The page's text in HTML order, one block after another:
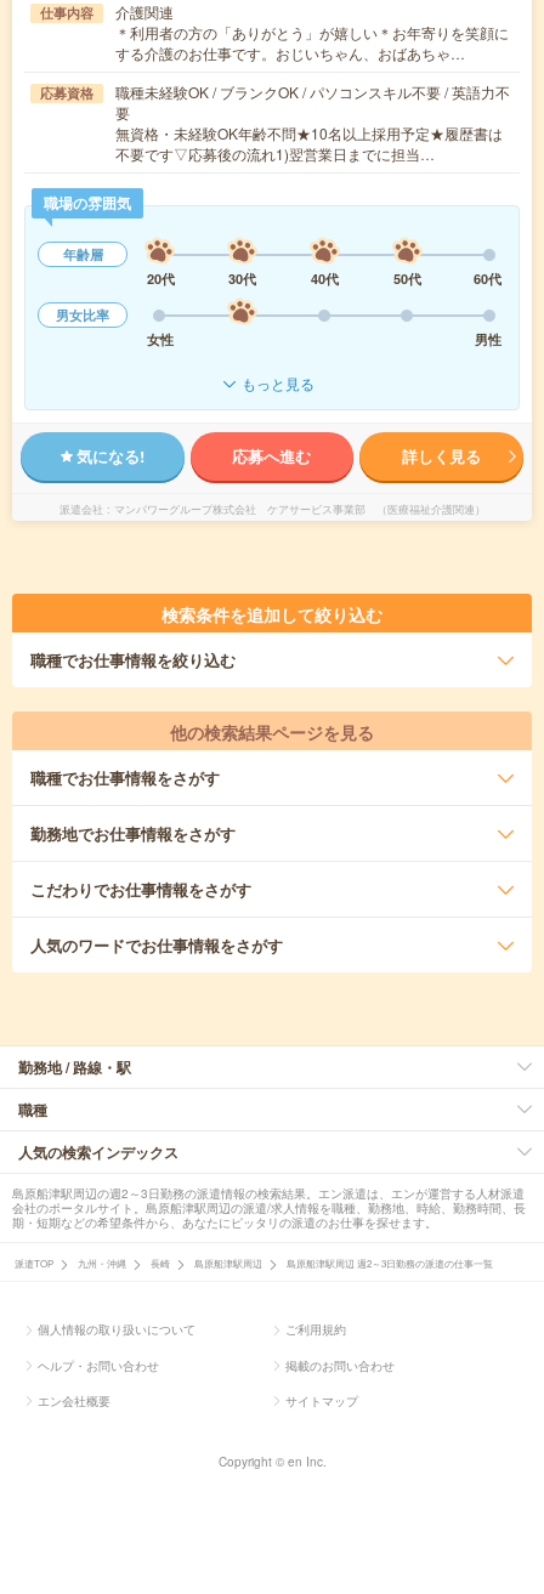
仕事内容
介護関連
＊利用者の方の「ありがとう」が嬉しい＊お年寄りを笑顔に
する介護のお仕事です。おじいちゃん、おばあちゃ…
応募資格
職種未経験OK / ブランクOK / パソコンスキル不要 / 英語力不
要
無資格・未経験OK年齢不問★10名以上採用予定★履歴書は
不要です▽応募後の流れ1)翌営業日までに担当…
職場の雰囲気
年齢層
20代
30代 40代 50代
60代
男女比率
女性
男性
もっと見る
気になる! 応募へ進む 詳しく見る
派遣会社 マンパワーグループ株式会社 ケアサービス事業部 （医療福祉介護関連）
検索条件を追加して絞り込む
職種でお仕事情報を絞り込む
他の検索結果ページを見る
職種でお仕事情報をさがす
勤務地でお仕事情報をさがす
こだわりでお仕事情報をさがす
人気のワードでお仕事情報をさがす
勤務地 / 路線・駅
職種
人気の検索インデックス
島原船津駅周辺の週2～3日勤務の派遣情報の検索結果。エン派遣は、エンが運営する人材派遣
会社のポータルサイト。島原船津駅周辺の派遣/求人情報を職種、勤務地、時給、勤務時間、長
期・短期などの希望条件から、あなたにピッタリの派遣のお仕事を探せます。
派遣TOP 九州・沖縄 長崎 島原船津駅周辺 島原船津駅周辺 週2～3日勤務の派遣の仕事一覧
個人情報の取り扱いについて ご利用規約
ヘルプ・お問い合わせ 掲載のお問い合わせ
エン会社概要 サイトマップ
Copyright © en Inc.